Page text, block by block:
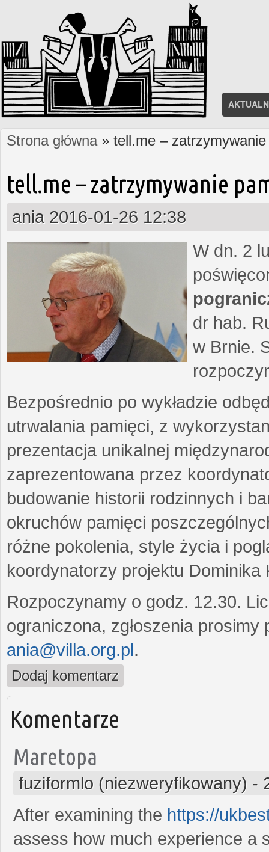
Jesteś tutaj
Strona główna» tell.me – zatrzymywanie
tell.me – zatrzymywanie
ania 2016-01-26 12:38
W dn. 2
dr hab.
w Brnie.
Bezpośrednio po wykładzie
utrwalania pamięci, z
prezentacja unikalnej
zaprezentowana przez
budowanie historii rodzinnych i
okruchów pamięci
różne pokolenia, style życia i
koordynatorzy projektu Dominika
Rozpoczynamy o godz. 12.30.
ograniczona, zgłoszenia
ania@villa.org.pl.
Dodaj komentarz
Komentarze
Maretopa
fuziformlo (niezweryfikowany) -
After examining the https://
assess how much experience a